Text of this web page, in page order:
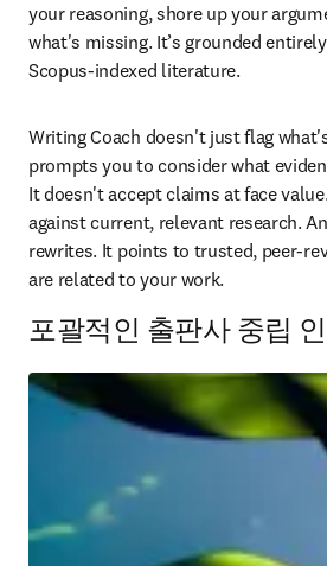
your reasoning, shore up your
what's missing. It’s grounded
Scopus-indexed literature.
Writing Coach doesn't just flag
prompts you to consider what
It doesn't accept claims at face
against current, relevant research.
rewrites. It points to trusted, peer-
are related to your work.
포괄적인 출판사 중립